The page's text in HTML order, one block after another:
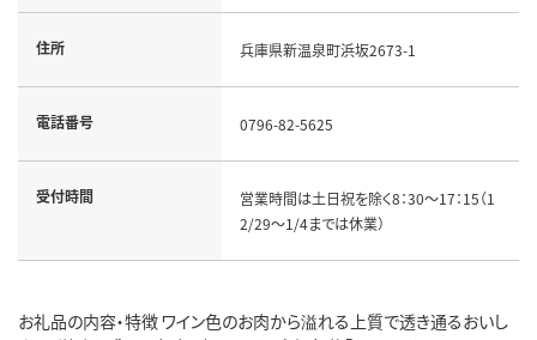
住所 兵庫県新温泉町浜坂2673-1
電話番号 0796-82-5625
受付時間
営業時間は土日祝を除く8：30～17：15（1
2/29～1/4までは休業）
お礼品の内容・特徴 ワイン色のお肉から溢れる上質で透き通るおいし